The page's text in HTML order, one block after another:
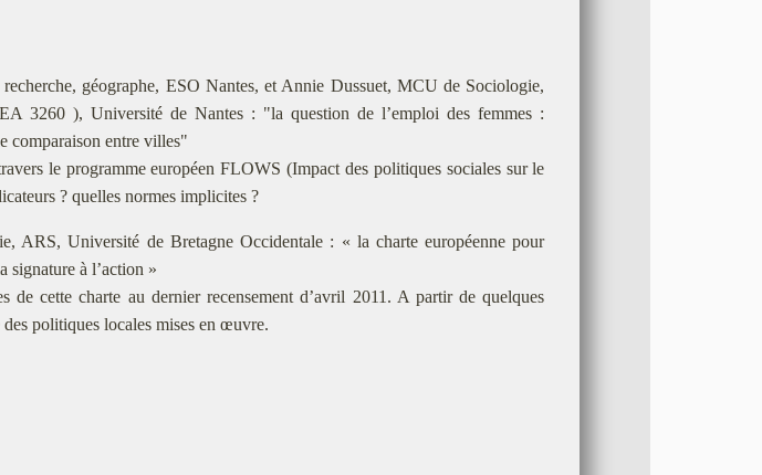
géographe, ESO Nantes, et Annie Dussuet, MCU de Sociologie,
3260 ), Université de Nantes : "la question de l’emploi des femmes :
comparaison entre villes"
le programme européen FLOWS (Impact des politiques sociales sur le
? quelles normes implicites ?
ARS, Université de Bretagne Occidentale : « la charte européenne pour
signature à l’action »
de cette charte au dernier recensement d’avril 2011. A partir de quelques
politiques locales mises en œuvre.